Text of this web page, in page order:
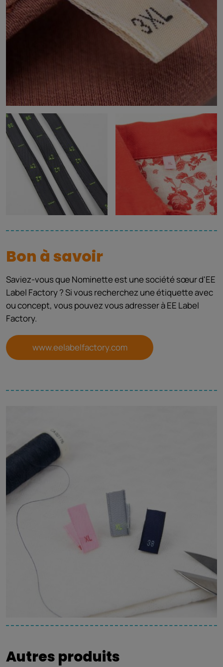
Bon à savoir
Saviez-vous que Nominette est une société sœur d'EE
Label Factory ? Si vous recherchez une étiquette avec
ou concept, vous pouvez vous adresser à EE Label
Factory.
www.eelabelfactory.com
Autres produits